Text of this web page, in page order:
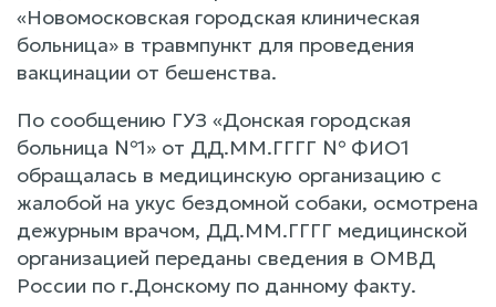
«Новомосковская городская клиническая
больница» в травмпункт для проведения
вакцинации от бешенства.
По сообщению ГУЗ «Донская городская
больница №1» от ДД.ММ.ГГГГ № ФИО1
обращалась в медицинскую организацию с
жалобой на укус бездомной собаки, осмотрена
дежурным врачом, ДД.ММ.ГГГГ медицинской
организацией переданы сведения в ОМВД
России по г.Донскому по данному факту.